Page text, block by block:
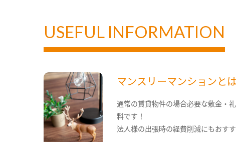
USEFUL INFORMATION
マンスリーマンションと
通常の賃貸物件の場合必要な敷金・
料です！
法人様の出張時の経費削減にもおすす